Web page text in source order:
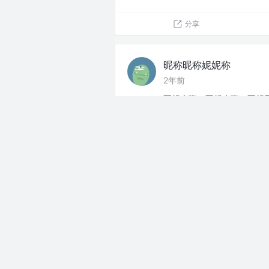
分享
昵称昵称妮妮称
2年前
不想上班，不想上班，不想